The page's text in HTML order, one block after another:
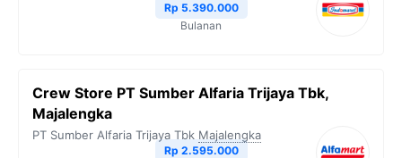
Rp 5.390.000
Bulanan
Crew Store PT Sumber Alfaria Trijaya Tbk,
Majalengka
PT Sumber Alfaria Trijaya Tbk Majalengka
Rp 2.595.000